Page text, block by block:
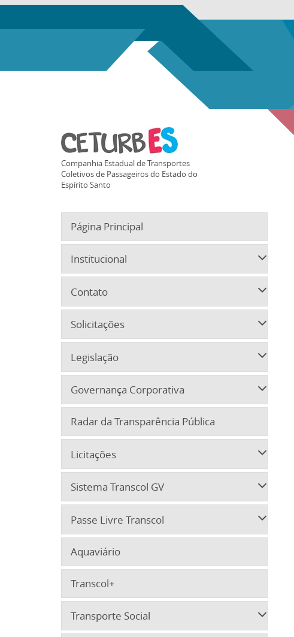
Companhia Estadual de Transportes
Coletivos de Passageiros do Estado do
Espírito Santo
Página Principal
Institucional
Contato
Solicitações
Legislação
Governança Corporativa
Radar da Transparência Pública
Licitações
Sistema Transcol GV
Passe Livre Transcol
Aquaviário
Transcol+
Transporte Social